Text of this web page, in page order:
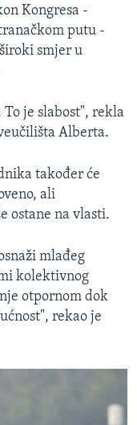
Kongresa -
putu -
smjer u
je slabost", rekla
Alberta.
također će
ali
ostane na vlasti.
mlađeg
kolektivnog
otpornom dok
rekao je